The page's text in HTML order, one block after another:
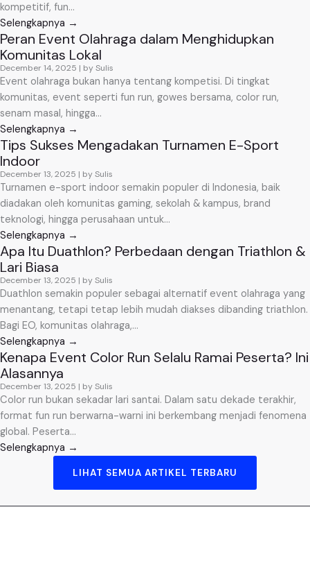
kompetitif, fun...
Selengkapnya →
Peran Event Olahraga dalam Menghidupkan
Komunitas Lokal
December 14, 2025 | by Sulis
Event olahraga bukan hanya tentang kompetisi. Di tingkat
komunitas, event seperti fun run, gowes bersama, color run,
senam masal, hingga...
Selengkapnya →
Tips Sukses Mengadakan Turnamen E-Sport
Indoor
December 13, 2025 | by Sulis
Turnamen e-sport indoor semakin populer di Indonesia, baik
diadakan oleh komunitas gaming, sekolah & kampus, brand
teknologi, hingga perusahaan untuk...
Selengkapnya →
Apa Itu Duathlon? Perbedaan dengan Triathlon &
Lari Biasa
December 13, 2025 | by Sulis
Duathlon semakin populer sebagai alternatif event olahraga yang
menantang, tetapi tetap lebih mudah diakses dibanding triathlon.
Bagi EO, komunitas olahraga,...
Selengkapnya →
Kenapa Event Color Run Selalu Ramai Peserta? Ini
Alasannya
December 13, 2025 | by Sulis
Color run bukan sekadar lari santai. Dalam satu dekade terakhir,
format fun run berwarna-warni ini berkembang menjadi fenomena
global. Peserta...
Selengkapnya →
LIHAT SEMUA ARTIKEL TERBARU